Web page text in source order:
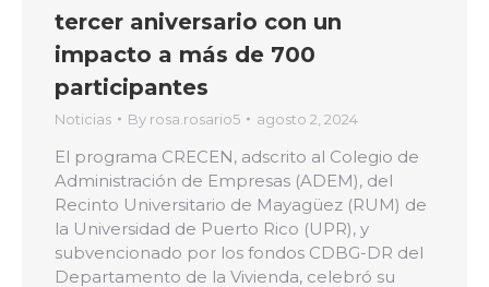
tercer aniversario con un
impacto a más de 700
participantes
Noticias By rosa.rosario5 agosto 2, 2024
El programa CRECEN, adscrito al Colegio de
Administración de Empresas (ADEM), del
Recinto Universitario de Mayagüez (RUM) de
la Universidad de Puerto Rico (UPR), y
subvencionado por los fondos CDBG-DR del
Departamento de la Vivienda, celebró su